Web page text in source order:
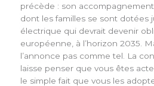
précède : son
dont les familles se sont dotées
électrique qui devrait devenir
européenne, à l’horizon 2035.
l’annonce pas comme tel. La
laisse penser que vous êtes
le simple fait que vous les